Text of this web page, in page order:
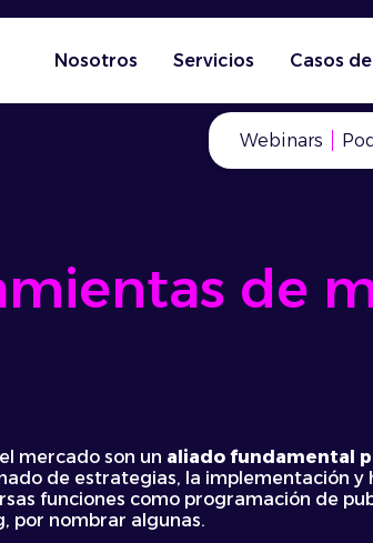
Nosotros Servicios Casos
Webinars
de
mercado son un aliado fundamental
de estrategias, la implementación y
funciones como programación de
por nombrar algunas.